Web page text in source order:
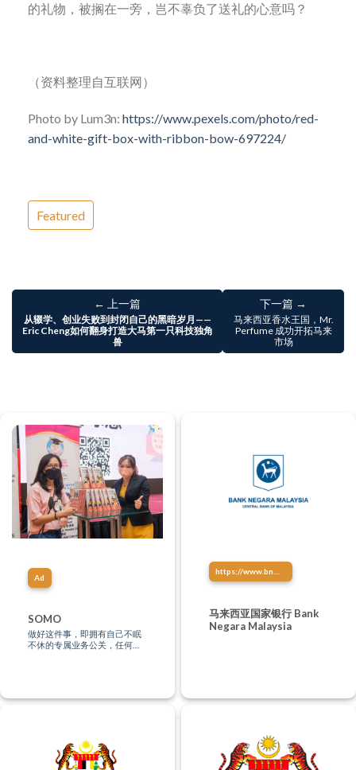
的礼物，被搁在一旁，岂不辜负了送礼的心意吗？
（资料整理自互联网）
Photo by Lum3n: https://www.pexels.com/photo/red-
and-white-gift-box-with-ribbon-bow-697224/
Featured
← 上一篇
从辍学、创业失败到封闭自己的黑暗岁月——
Eric Cheng如何翻身打造大马第一只科技独角
兽
下一篇 →
马来西亚香水王国，Mr.
Perfume 成功开拓马来
市场
Ad
SOMO
做好这件事，即拥有自己不眠
不休的专属业务公关，任何时
马来西亚国家银行 Bank
Negara Malaysia